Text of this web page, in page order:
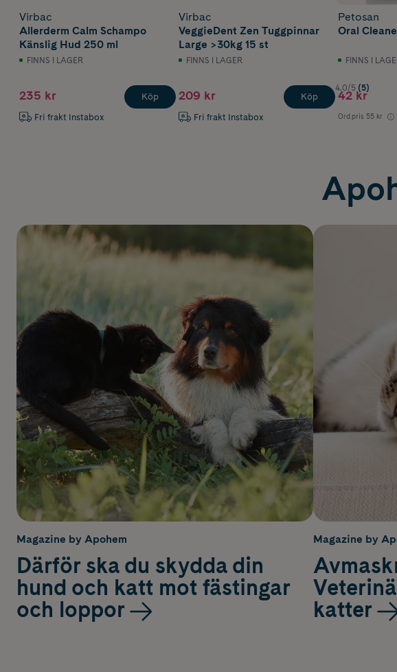
Virbac
Allerderm Calm Schampo
Känslig Hud 250 ml
FINNS I LAGER
235 kr
Fri frakt Instabox
Köp
Virbac
VeggieDent Zen Tuggpinnar
Large >30kg 15 st
FINNS I LAGER
209 kr
Fri frakt Instabox
Köp
Petosan
Oral
FINNS I
4.0/5 (5)
42 kr
Ord.pris 55 kr
Magazine by Apohem
Därför ska du skydda din
hund och katt mot fästingar
och loppor
Magazine by
katter